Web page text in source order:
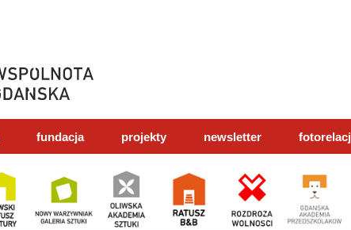
fundacja projekty newsletter